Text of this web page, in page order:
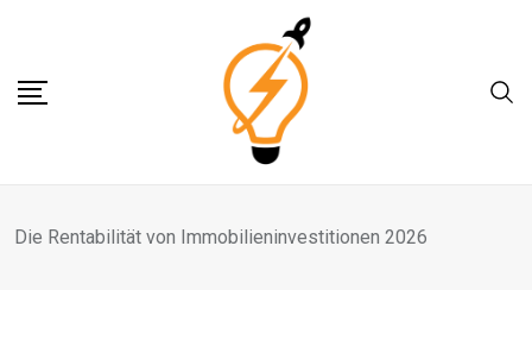
content
Die Rentabilität von Immobilieninvestitionen 2026